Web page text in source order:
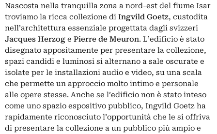
Nascosta nella tranquilla zona a nord-est del fiume Isar
troviamo la ricca collezione di Ingvild Goetz, custodita
nell’architettura essenziale progettata dagli svizzeri
Jacques Herzog e Pierre de Meuron. L’edificio è stato
disegnato appositamente per presentare la collezione,
spazi candidi e luminosi si alternano a sale oscurate e
isolate per le installazioni audio e video, su una scala
che permette un approccio molto intimo e personale
alle opere stesse. Anche se l’edificio non è stato inteso
come uno spazio espositivo pubblico, Ingvild Goetz ha
rapidamente riconosciuto l’opportunità che le si offriva
di presentare la collezione a un pubblico più ampio e